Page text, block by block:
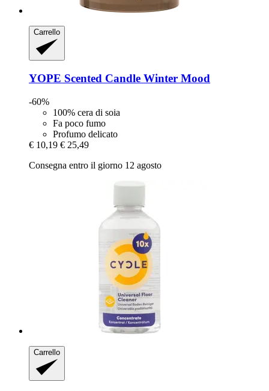
Carrello
YOPE Scented Candle Winter Mood
-60%
100% cera di soia
Fa poco fumo
Profumo delicato
€ 10,19 € 25,49
Consegna entro il giorno 12 agosto
Carrello